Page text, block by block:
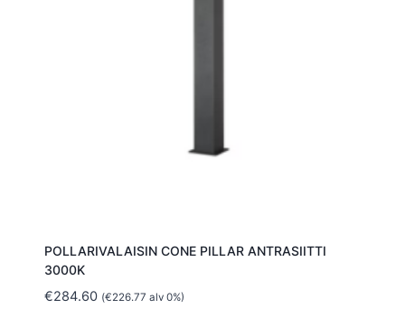
POLLARIVALAISIN CONE PILLAR ANTRASIITTI
3000K
€284.60 (€226.77 alv 0%)